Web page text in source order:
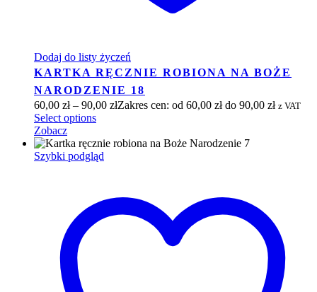
Dodaj do listy życzeń
KARTKA RĘCZNIE ROBIONA NA BOŻE
NARODZENIE 18
60,00 zł – 90,00 złZakres cen: od 60,00 zł do 90,00 zł z VAT
Select options
Zobacz
Szybki podgląd